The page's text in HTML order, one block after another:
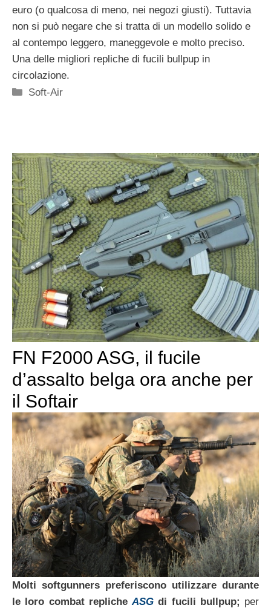
euro (o qualcosa di meno, nei negozi giusti). Tuttavia
non si può negare che si tratta di un modello solido e
al contempo leggero, maneggevole e molto preciso.
Una delle migliori repliche di fucili bullpup in
circolazione.
Categorie
Soft-Air
FN F2000 ASG, il fucile
d’assalto belga ora anche per
il Softair
Molti softgunners preferiscono utilizzare durante
le loro combat repliche ASG di fucili bullpup; per